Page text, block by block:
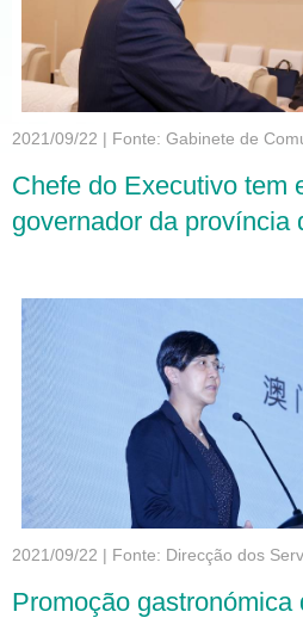
2021/09/22 | Fonte: Gabinete de
Chefe do Executivo tem
governador da província
2021/09/22 | Fonte: Direcção dos
Promoção gastronómica